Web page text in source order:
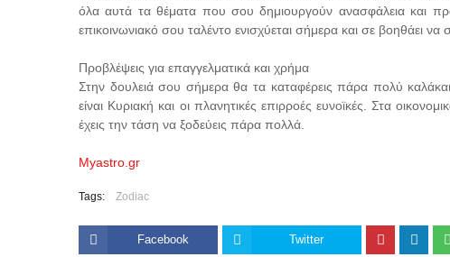
όλα αυτά τα θέματα που σου δημιουργούν ανασφάλεια και
επικοινωνιακό σου ταλέντο ενισχύεται σήμερα και σε βοηθάει να
Προβλέψεις για επαγγελματικά και χρήμα
Στην δουλειά σου σήμερα θα τα καταφέρεις πάρα πολύ
είναι Κυριακή και οι πλανητικές επιρροές ευνοϊκές. Στα
έχεις την τάση να ξοδεύεις πάρα πολλά.
Myastro.gr
Tags: Zodiac
Facebook Twitter